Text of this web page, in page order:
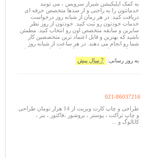
به کمک اپلیکیشن شیراز سرویس ، می تونید
خدماتتون را به راحتی و از صدها متخصص حرفه ای
دریافت کنید. در هر زمان از شبانه روز درخواست
خدمات خودتون رو ثبت کنید. خودتون از روز نظر
سایرین و سابقه متخصص اون رو انتخاب کنید. مطمئن
باشید که بهترین و قابل اعتماد ترین متخصصین کار
شما رو انجام می دهند. در هر ساعت از شبانه روز
پشتیبانی شیراز سرویس همراه شما خواهد بود. خیلی
سریع متخصصتون رو پیدا می کنید و ک
به روز رسانی: 7 سال پیش
021-86037216
طراحی و چاپ کارت ویزیت از 14 هزار تومان طراحی
و چاپ تراکت ، پوستر ، بروشور ،فاکتور ، بنر ،
کاتالوگ و ...